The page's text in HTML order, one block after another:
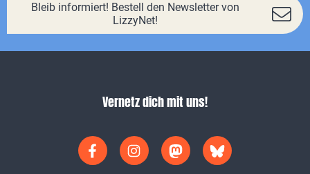
Bleib informiert! Bestell den Newsletter von
LizzyNet!
Vernetz dich mit uns!